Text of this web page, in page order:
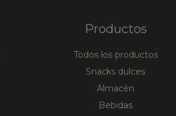
Productos
Todos los productos
Snacks dulces
Almacén
Bebidas